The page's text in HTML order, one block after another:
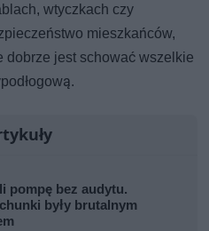
wtyczkach czy
mieszkańców,
dobrze jest schować wszelkie
pompę bez audytu.
były brutalnym